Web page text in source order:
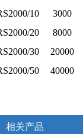
10
3000
20
8000
30
20000
50
40000
相关产品